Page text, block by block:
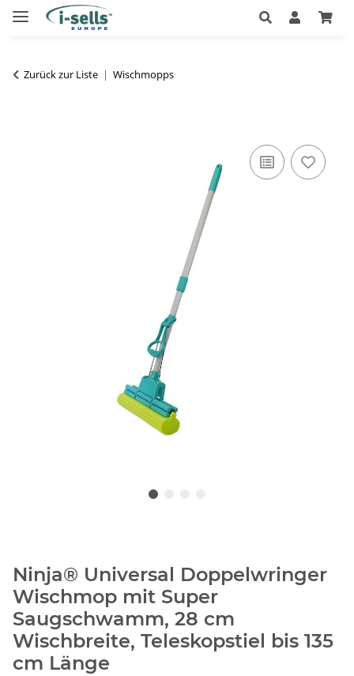
Zurück zur Liste Wischmopps
Ninja® Universal Doppelwringer
Wischmop mit Super
Saugschwamm, 28 cm
Wischbreite, Teleskopstiel bis 135
cm Länge